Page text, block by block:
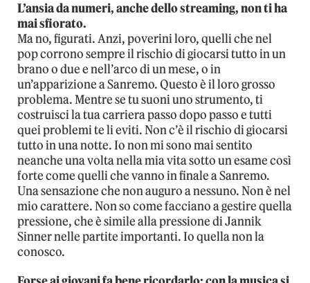
L’ansia da numeri, anche dello streaming, non ti ha
mai sfiorato.
Ma no, figurati. Anzi, poverini loro, quelli che nel
pop corrono sempre il rischio di giocarsi tutto in un
brano o due e nell’arco di un mese, o in
un’apparizione a Sanremo. Questo è il loro grosso
problema. Mentre se tu suoni uno strumento, ti
costruisci la tua carriera passo dopo passo e tutti
quei problemi te li eviti. Non c’è il rischio di giocarsi
tutto in una notte. Io non mi sono mai sentito
neanche una volta nella mia vita sotto un esame così
forte come quelli che vanno in finale a Sanremo.
Una sensazione che non auguro a nessuno. Non è nel
mio carattere. Non so come facciano a gestire quella
pressione, che è simile alla pressione di Jannik
Sinner nelle partite importanti. Io quella non la
conosco.